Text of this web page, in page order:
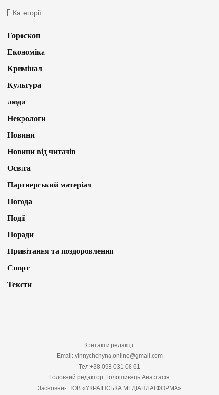
Категорії
Гороскоп
Економіка
Кримінал
Культура
люди
Некрологи
Новини
Новини від читачів
Освіта
Партнерський матеріал
Погода
Події
Поради
Привітання та поздоровлення
Спорт
Тексти
Контакти редакції:
Email: vinnychchyna.online@gmail.com
Тел:+38 098 031 08 61
Головний редактор: Голошивець Анастасія
Засновник: ТОВ «УКРАЇНСЬКА МЕДІАПЛАТФОРМА»